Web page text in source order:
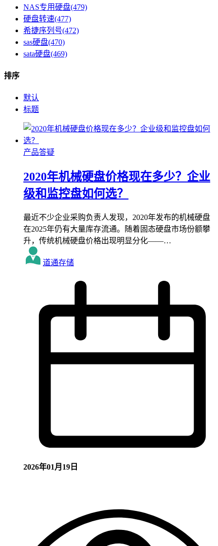
NAS专用硬盘(479)
硬盘转速(477)
希捷序列号(472)
sas硬盘(470)
sata硬盘(469)
排序
默认
标题
产品答疑
2020年机械硬盘价格现在多少？企业
级和监控盘如何选？
最近不少企业采购负责人发现，2020年发布的机械硬盘
在2025年仍有大量库存流通。随着固态硬盘市场份额攀
升，传统机械硬盘价格出现明显分化——…
道通存储
2026年01月19日